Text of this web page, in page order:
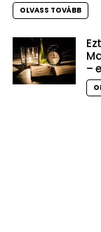
OLVASS TOVÁBB
–